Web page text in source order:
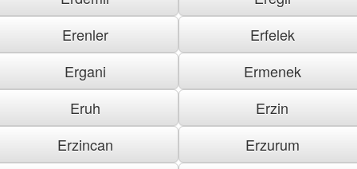
Erenler
Erfelek
Ergani
Ermenek
Eruh
Erzin
Erzincan
Erzurum